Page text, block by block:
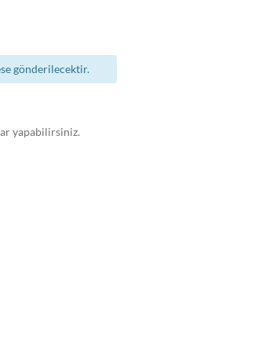
gönderilecektir.
yapabilirsiniz.